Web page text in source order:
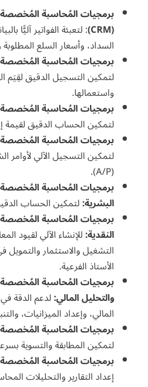
برمجيات المُحاسبة
(CRM)
: لتعبئة الفواتير آليًّا
السداد، وأسعار السلع
برمجيات المُحاسبة
لتمكين التسجيل الدقيق لقِيَم
واستعمالها.
برمجيات المُحاسبة
لتمكين الحساب الدقيق لقيمة
برمجيات المُحاسبة
لتمكين التسجيل الآلي لأوامر
(A/P).
برمجيات المُحاسبة المُخصصة
البشرية:لتمكين الحساب
برمجيات المُحاسبة المُخصصة
النقدية:للإنشاء الآلي لقيود
التشغيل والاستثمار والتمويل
الأستاذ الفرعية.
برمجيات المُحاسبة
والتحليل المالي:لدعم الدقة
المالي، وإعداد الميزانيات،
برمجيات المُحاسبة
لتمكين المطابقة والتسوية
برمجيات المُحاسبة المُخصصة
إعداد التقارير والتحليلات